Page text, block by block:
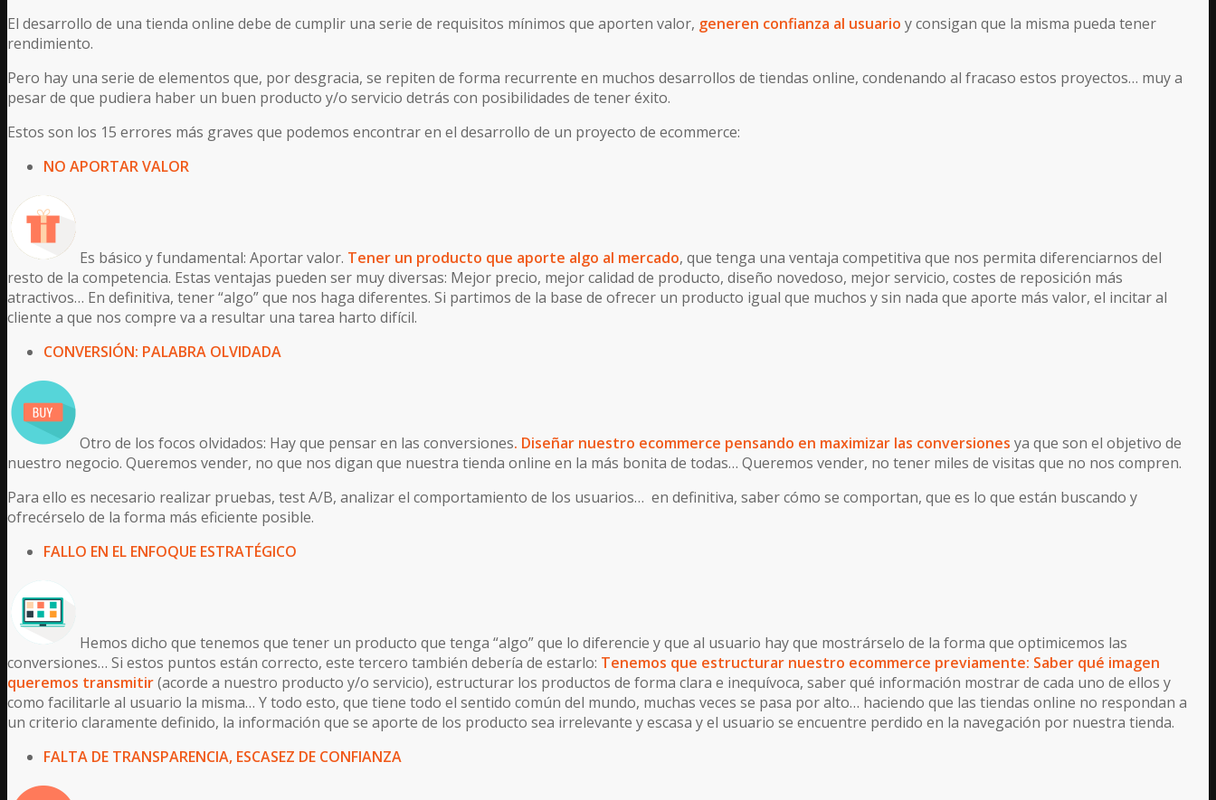
El desarrollo de una tienda online debe de cumplir una serie de requisitos mínimos que aporten valor, generen confianza al usuario y consigan que la misma pueda tener
rendimiento.
Pero hay una serie de elementos que, por desgracia, se repiten de forma recurrente en muchos desarrollos de tiendas online, condenando al fracaso estos proyectos… muy a
pesar de que pudiera haber un buen producto y/o servicio detrás con posibilidades de tener éxito.
Estos son los 15 errores más graves que podemos encontrar en el desarrollo de un proyecto de ecommerce:
NO APORTAR VALOR
Es básico y fundamental: Aportar valor. Tener un producto que aporte algo al mercado, que tenga una ventaja competitiva que nos permita diferenciarnos del
resto de la competencia. Estas ventajas pueden ser muy diversas: Mejor precio, mejor calidad de producto, diseño novedoso, mejor servicio, costes de reposición más
atractivos… En definitiva, tener “algo” que nos haga diferentes. Si partimos de la base de ofrecer un producto igual que muchos y sin nada que aporte más valor, el incitar al
cliente a que nos compre va a resultar una tarea harto difícil.
CONVERSIÓN: PALABRA OLVIDADA
Otro de los focos olvidados: Hay que pensar en las conversiones. Diseñar nuestro ecommerce pensando en maximizar las conversiones ya que son el objetivo de
nuestro negocio. Queremos vender, no que nos digan que nuestra tienda online en la más bonita de todas… Queremos vender, no tener miles de visitas que no nos compren.
Para ello es necesario realizar pruebas, test A/B, analizar el comportamiento de los usuarios… en definitiva, saber cómo se comportan, que es lo que están buscando y
ofrecérselo de la forma más eficiente posible.
FALLO EN EL ENFOQUE ESTRATÉGICO
Hemos dicho que tenemos que tener un producto que tenga “algo” que lo diferencie y que al usuario hay que mostrárselo de la forma que optimicemos las
conversiones… Si estos puntos están correcto, este tercero también debería de estarlo: Tenemos que estructurar nuestro ecommerce previamente: Saber qué imagen
queremos transmitir(acorde a nuestro producto y/o servicio), estructurar los productos de forma clara e inequívoca, saber qué información mostrar de cada uno de ellos y
como facilitarle al usuario la misma… Y todo esto, que tiene todo el sentido común del mundo, muchas veces se pasa por alto… haciendo que las tiendas online no respondan a
un criterio claramente definido, la información que se aporte de los producto sea irrelevante y escasa y el usuario se encuentre perdido en la navegación por nuestra tienda.
FALTA DE TRANSPARENCIA, ESCASEZ DE CONFIANZA